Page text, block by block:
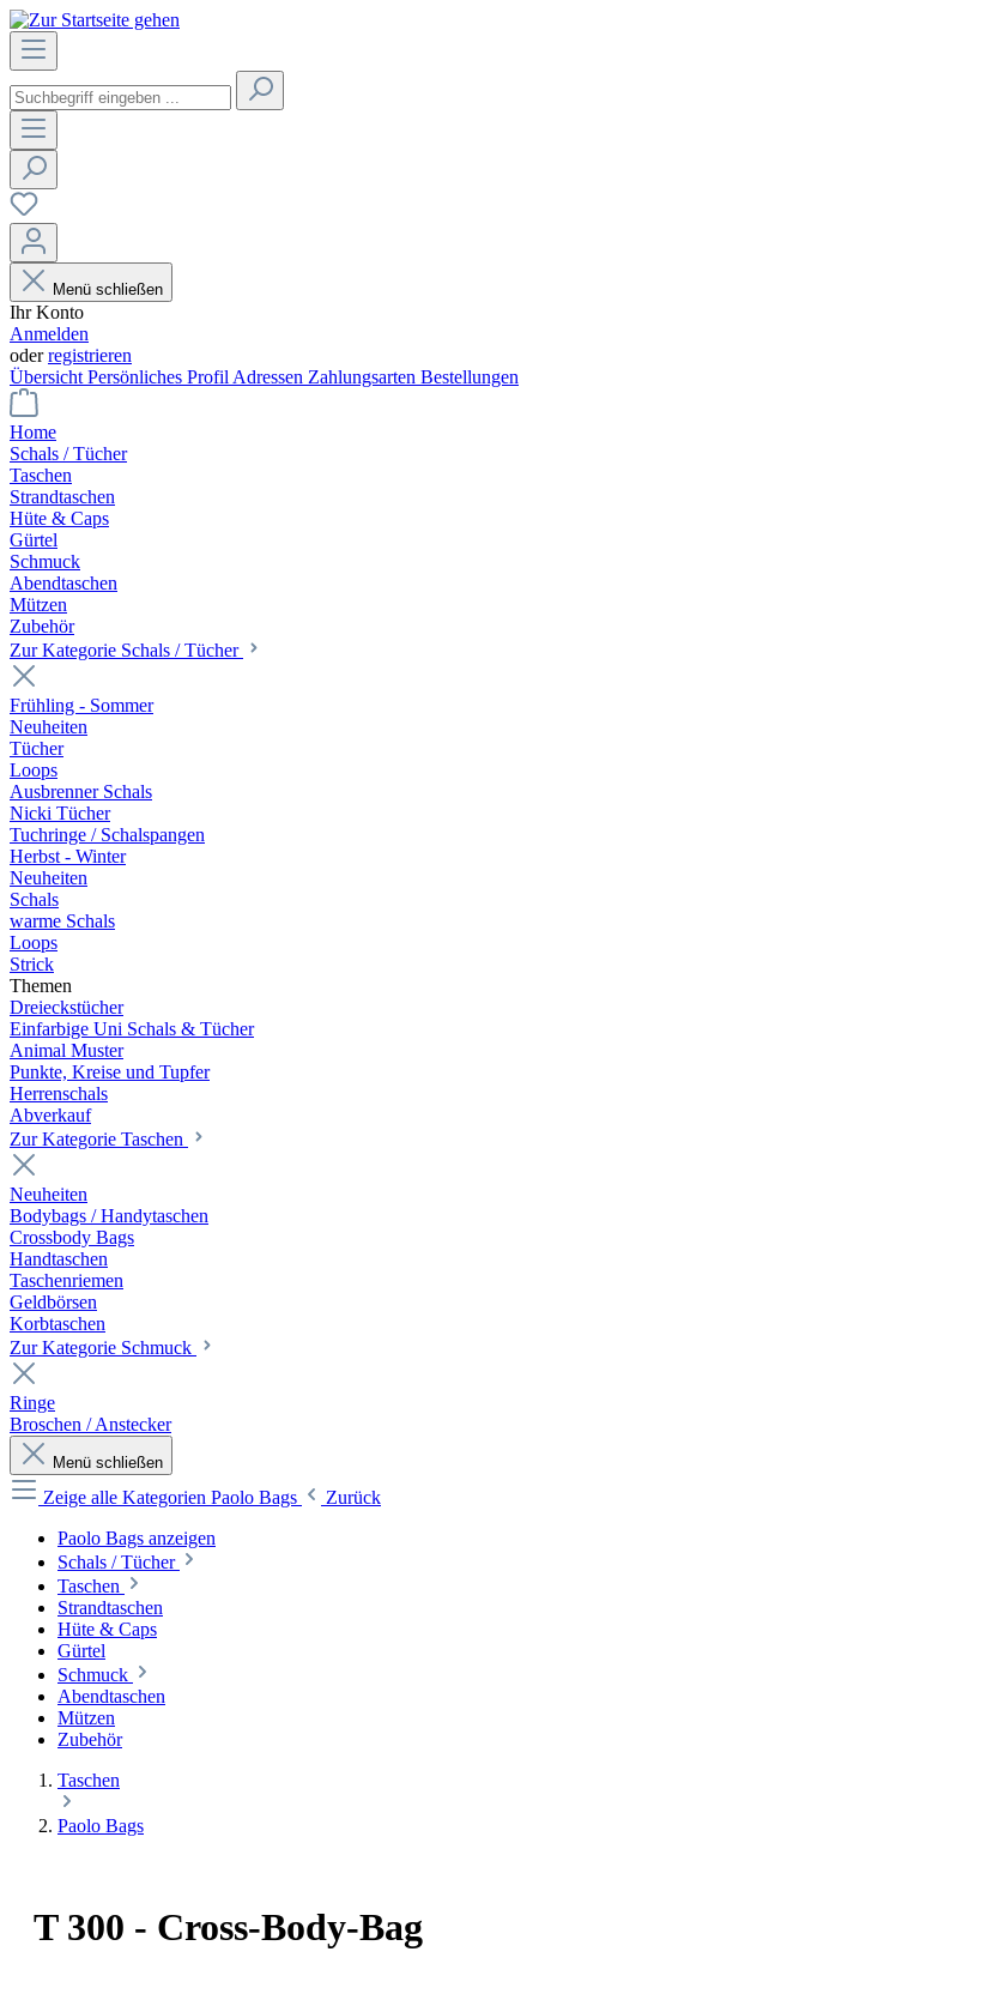
Menü schließen
Ihr Konto
Anmelden
oderregistrieren
Übersicht Persönliches Profil Adressen Zahlungsarten Bestellungen
Home
Schals / Tücher
Taschen
Strandtaschen
Hüte & Caps
Gürtel
Schmuck
Abendtaschen
Mützen
Zubehör
Zur Kategorie Schals / Tücher
Frühling - Sommer
Neuheiten
Tücher
Loops
Ausbrenner Schals
Nicki Tücher
Tuchringe / Schalspangen
Herbst - Winter
Neuheiten
Schals
warme Schals
Loops
Strick
Themen
Dreieckstücher
Einfarbige Uni Schals & Tücher
Animal Muster
Punkte, Kreise und Tupfer
Herrenschals
Abverkauf
Zur Kategorie Taschen
Neuheiten
Bodybags / Handytaschen
Crossbody Bags
Handtaschen
Taschenriemen
Geldbörsen
Korbtaschen
Zur Kategorie Schmuck
Ringe
Broschen / Anstecker
Menü schließen
Zeige alle Kategorien Paolo Bags
Zurück
Paolo Bags anzeigen
Schals / Tücher
Taschen
Strandtaschen
Hüte & Caps
Gürtel
Schmuck
Abendtaschen
Mützen
Zubehör
Taschen
Paolo Bags
T 300 - Cross-Body-Bag